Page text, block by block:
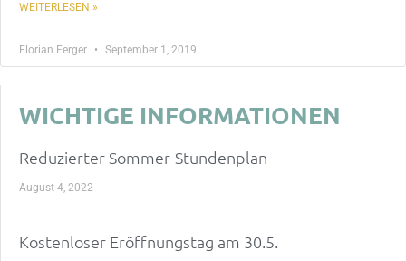
WEITERLESEN »
Florian Ferger September 1, 2019
WICHTIGE INFORMATIONEN
Reduzierter Sommer-Stundenplan
August 4, 2022
Kostenloser Eröffnungstag am 30.5.